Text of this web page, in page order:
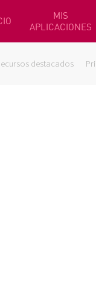
MIS
APLICACIONES
destacados